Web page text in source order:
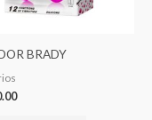
BRADY